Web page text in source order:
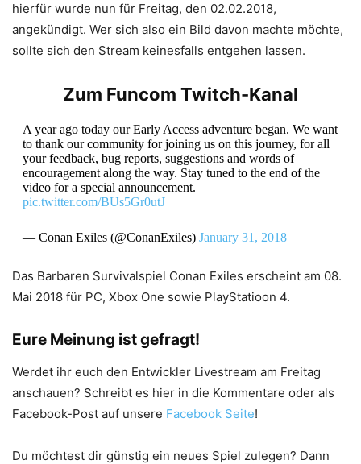
hierfür wurde nun für Freitag, den 02.02.2018,
angekündigt. Wer sich also ein Bild davon machte möchte,
sollte sich den Stream keinesfalls entgehen lassen.
Zum Funcom Twitch-Kanal
A year ago today our Early Access adventure began. We want
to thank our community for joining us on this journey, for all
your feedback, bug reports, suggestions and words of
encouragement along the way. Stay tuned to the end of the
video for a special announcement.
pic.twitter.com/BUs5Gr0utJ
— Conan Exiles (@ConanExiles) January 31, 2018
Das Barbaren Survivalspiel Conan Exiles erscheint am 08.
Mai 2018 für PC, Xbox One sowie PlayStatioon 4.
Eure Meinung ist gefragt!
Werdet ihr euch den Entwickler Livestream am Freitag
anschauen? Schreibt es hier in die Kommentare oder als
Facebook-Post auf unsere Facebook Seite!
Du möchtest dir günstig ein neues Spiel zulegen? Dann